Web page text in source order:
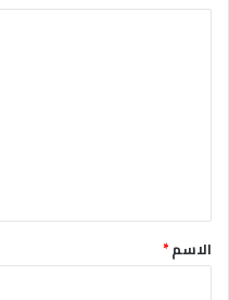
ق
*الاسم*